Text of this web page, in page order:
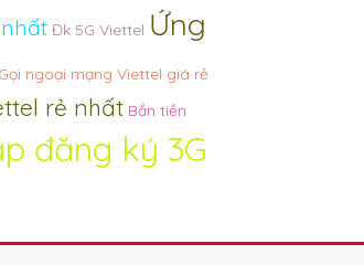
Đk 5G Viettel Ứng
Gọi ngoại mạng Viettel giá rẻ
rẻ nhất Bắn tiền
đăng ký 3G